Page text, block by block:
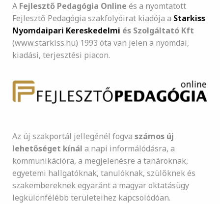
A Fejlesztő Pedagógia Online és a nyomtatott
Fejlesztő Pedagógia szakfolyóirat kiadója a Starkiss
Nyomdaipari Kereskedelmi és Szolgáltató Kft
(www.starkiss.hu) 1993 óta van jelen a nyomdai,
kiadási, terjesztési piacon.
Az új szakportál jellegénél fogva számos új
lehetőséget kínál a napi informálódásra, a
kommunikációra, a megjelenésre a tanároknak,
egyetemi hallgatóknak, tanulóknak, szülőknek és
szakembereknek egyaránt a magyar oktatásügy
legkülönfélébb területeihez kapcsolódóan.